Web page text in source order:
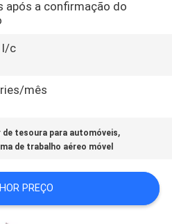
após a confirmação do
l/c
mês
de tesoura para automóveis,
de trabalho aéreo móvel
PREÇO